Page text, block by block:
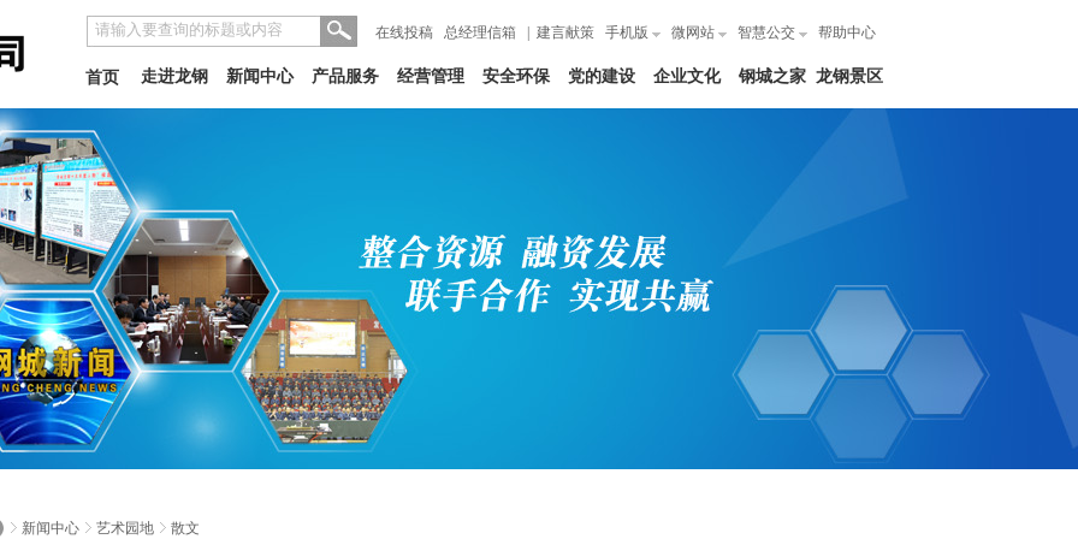
在线投稿 总经理信箱 建言献策 手机版 微网站 智慧公交 帮助中心
龙钢景区
钢城之家
企业文化
党的建设
安全环保
经营管理
产品服务
新闻中心
走进龙钢
首页
新闻中心 艺术园地 散文